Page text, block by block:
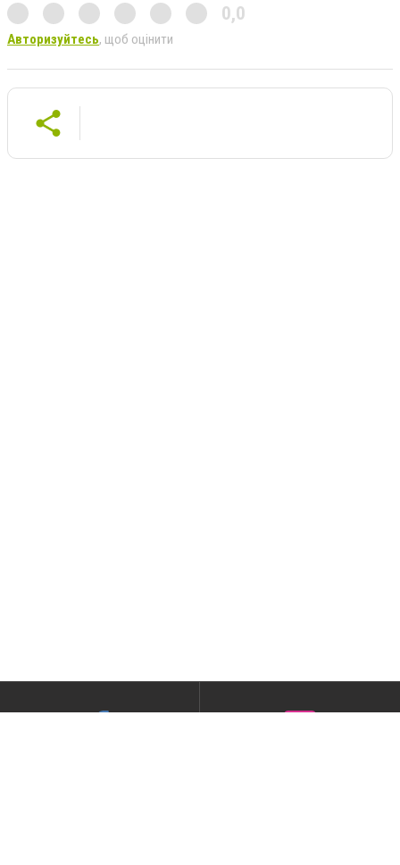
0,0
Авторизуйтесь, щоб оцінити